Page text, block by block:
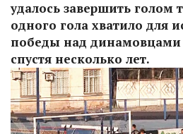
удалось завершить голом
одного гола хватило для
победы над динамовцами
спустя несколько лет.